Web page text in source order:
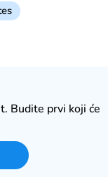
Budite prvi koji će